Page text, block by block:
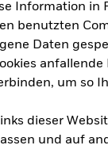
Information in
benutzten
Daten
um so
dieser
und auf